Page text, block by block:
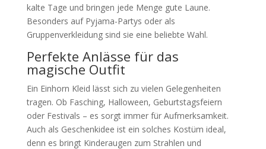
kalte Tage und bringen jede Menge gute Laune.
Besonders auf Pyjama-Partys oder als
Gruppenverkleidung sind sie eine beliebte Wahl.
Perfekte Anlässe für das
magische Outfit
Ein Einhorn Kleid lässt sich zu vielen Gelegenheiten
tragen. Ob Fasching, Halloween, Geburtstagsfeiern
oder Festivals – es sorgt immer für Aufmerksamkeit.
Auch als Geschenkidee ist ein solches Kostüm ideal,
denn es bringt Kinderaugen zum Strahlen und